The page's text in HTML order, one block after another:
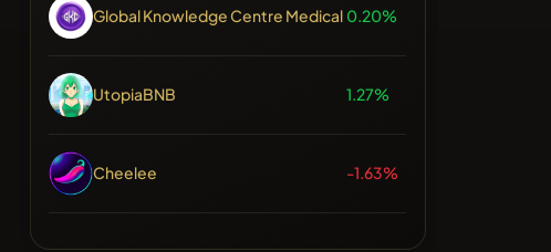
Global Knowledge Centre Medical 0.20%
UtopiaBNB 1.27%
Cheelee -1.63%